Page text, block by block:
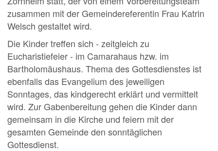
zusammen mit der Gemeindereferentin Frau Katrin
Welsch gestaltet wird.
Die Kinder treffen sich - zeitgleich zu
Eucharistiefeier - im Camarahaus hzw. im
Bartholomäushaus. Thema des Gottesdienstes ist
ebenfalls das Evangelium des jeweiligen
Sonntages, das kindgerecht erklärt und vermittelt
wird. Zur Gabenbereitung gehen die Kinder dann
gemeinsam in die Kirche und feiern mit der
gesamten Gemeinde den sonntäglichen
Gottesdienst.